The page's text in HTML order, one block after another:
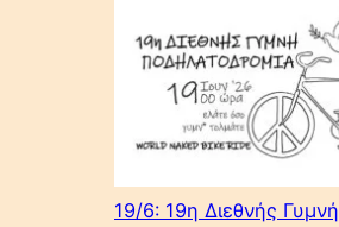
19/6: 19η Διεθνής Γυμνή